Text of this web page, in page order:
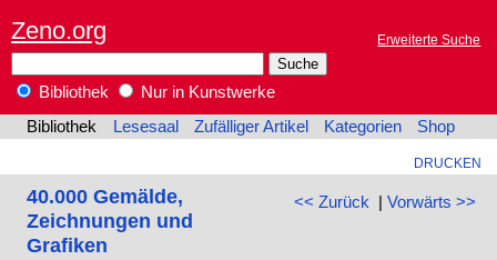
Zeno.org Erweiterte Suche
Bibliothek
Nur in Kunstwerke
Bibliothek
Lesesaal Zufälliger Artikel Kategorien Shop
DRUCKEN
<< Zurück | Vorwärts >>
40.000 Gemälde,
Zeichnungen und
Grafiken